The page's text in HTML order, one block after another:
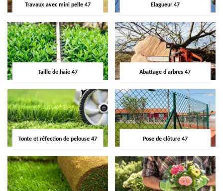
Travaux avec mini pelle 47 Elagueur 47
Taille de haie 47 Abattage d'arbres 47
Tonte et réfection de pelouse 47 Pose de clôture 47